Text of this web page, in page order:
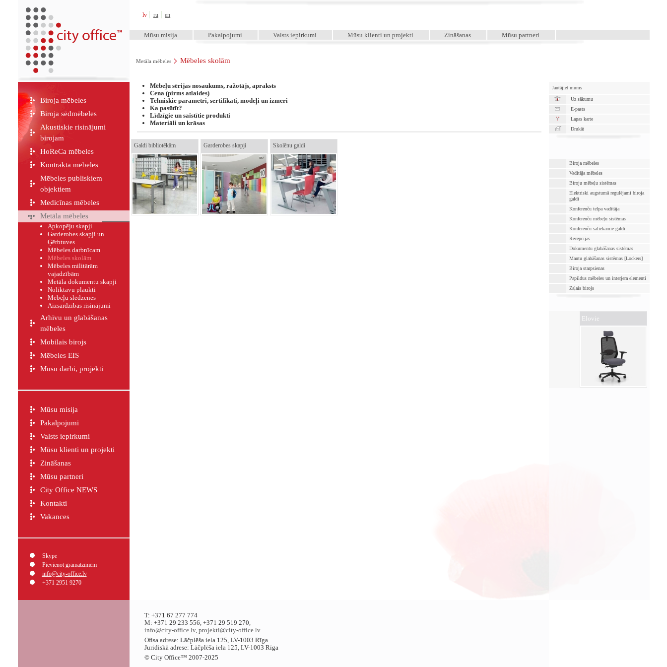
lv ru en
Mūsu misija Pakalpojumi Valsts iepirkumi Mūsu klienti un projekti Zināšanas Mūsu partneri
Metāla mēbeles Mēbeles skolām
Biroja mēbeles
Biroja sēdmēbeles
Akustiskie risinājumi
birojam
HoReCa mēbeles
Kontrakta mēbeles
Mēbeles publiskiem
objektiem
Medicīnas mēbeles
Metāla mēbeles
Apkopēju skapji
Garderobes skapji un
Ģērbtuves
Mēbeles darbnīcam
Mēbeles skolām
Mēbeles militārām
vajadzībām
Metāla dokumentu skapji
Noliktavu plaukti
Mēbeļu slēdzenes
Aizsardzības risinājumi
Arhīvu un glabāšanas
mēbeles
Mobilais birojs
Mēbeles EIS
Mūsu darbi, projekti
Mūsu misija
Pakalpojumi
Valsts iepirkumi
Mūsu klienti un projekti
Zināšanas
Mūsu partneri
City Office NEWS
Kontakti
Vakances
Skype
Pievienot grāmatzīmēm
info@city-office.lv
+371 2951 9270
Mēbeļu sērijas nosaukums, ražotājs, apraksts
Cena (pirms atlaides)
Tehniskie parametri, sertifikāti, modeļi un izmēri
Ka pasūtīt?
Līdzīgie un saistītie produkti
Materiāli un krāsas
Galdi bibliotēkām Garderobes skapji Skolēnu galdi
Jautājiet mums
Uz sākumu
E-pasts
Lapas karte
Drukāt
Biroja mēbeles
Vadītāja mēbeles
Biroju mēbeļu sistēmas
Elektriski augstumā regulējami biroja
galdi
Konferenču telpa vadītāja
Konferenču mēbeļu sistēmas
Konferenču saliekamie galdi
Recepcijas
Dokumentu glabāšanas sistēmas
Mantu glabāšanas sistēmas [Lockers]
Biroja starpsienas
Papildus mēbeles un interjera elementi
Zaļais birojs
Elovie
T: +371 67 277 774
M: +371 29 233 556, +371 29 519 270,
info@city-office.lv, projekti@city-office.lv
Ofisa adrese: Lāčplēša iela 125, LV-1003 Rīga
Juridiskā adrese: Lāčplēša iela 125, LV-1003 Rīga
© City Office™ 2007-2025